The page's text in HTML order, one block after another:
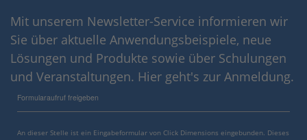
Mit unserem Newsletter-Service informieren wir
Sie über aktuelle Anwendungsbeispiele, neue
Lösungen und Produkte sowie über Schulungen
und Veranstaltungen. Hier geht's zur Anmeldung.
Formularaufruf freigeben
An dieser Stelle ist ein Eingabeformular von Click Dimensions eingebunden. Dieses